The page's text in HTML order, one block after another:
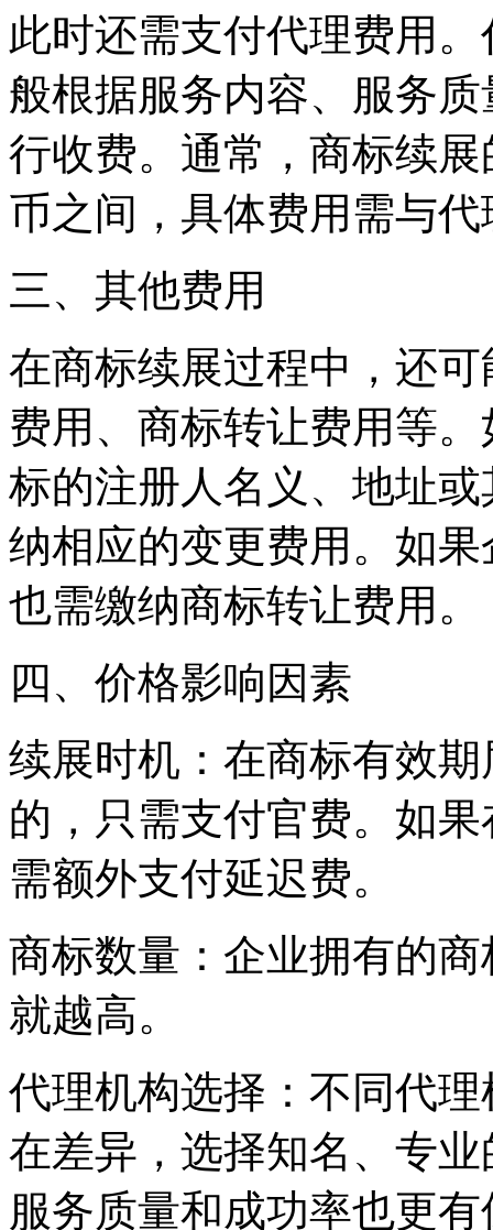
此时还需支付代理费用
般根据服务内容、服务
行收费。通常，商标续
币之间，具体费用需与
‌三、其他费用‌
在商标续展过程中，还
费用、商标转让费用等
标的注册人名义、地址
纳相应的变更费用。如
也需缴纳商标转让费用。
‌四、价格影响因素‌
续展时机‌：在商标有效
的，只需支付官费。如
需额外支付延迟费。
商标数量‌：企业拥有的
就越高。
代理机构选择‌：不同代
在差异，选择知名、专
服务质量和成功率也更